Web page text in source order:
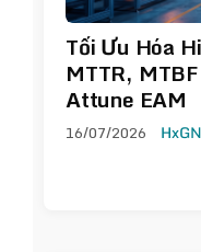
Tối Ưu Hóa
MTTR,
Attune EAM
16/07/2026